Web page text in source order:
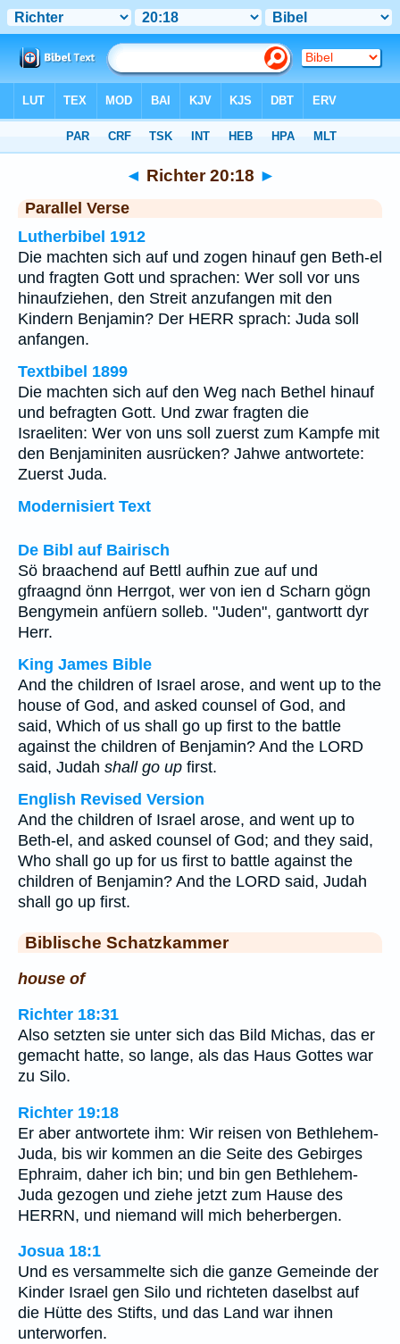
◄ Richter 20:18 ►
Parallel Verse
Lutherbibel 1912
Die machten sich auf und zogen hinauf gen Beth-el
und fragten Gott und sprachen: Wer soll vor uns
hinaufziehen, den Streit anzufangen mit den
Kindern Benjamin? Der HERR sprach: Juda soll
anfangen.
Textbibel 1899
Die machten sich auf den Weg nach Bethel hinauf
und befragten Gott. Und zwar fragten die
Israeliten: Wer von uns soll zuerst zum Kampfe mit
den Benjaminiten ausrücken? Jahwe antwortete:
Zuerst Juda.
Modernisiert Text
De Bibl auf Bairisch
Sö braachend auf Bettl aufhin zue auf und
gfraagnd önn Herrgot, wer von ien d Scharn gögn
Bengymein anfüern solleb. "Juden", gantwortt dyr
Herr.
King James Bible
And the children of Israel arose, and went up to the
house of God, and asked counsel of God, and
said, Which of us shall go up first to the battle
against the children of Benjamin? And the LORD
said, Judah shall go up first.
English Revised Version
And the children of Israel arose, and went up to
Beth-el, and asked counsel of God; and they said,
Who shall go up for us first to battle against the
children of Benjamin? And the LORD said, Judah
shall go up first.
Biblische Schatzkammer
house of
Richter 18:31
Also setzten sie unter sich das Bild Michas, das er
gemacht hatte, so lange, als das Haus Gottes war
zu Silo.
Richter 19:18
Er aber antwortete ihm: Wir reisen von Bethlehem-
Juda, bis wir kommen an die Seite des Gebirges
Ephraim, daher ich bin; und bin gen Bethlehem-
Juda gezogen und ziehe jetzt zum Hause des
HERRN, und niemand will mich beherbergen.
Josua 18:1
Und es versammelte sich die ganze Gemeinde der
Kinder Israel gen Silo und richteten daselbst auf
die Hütte des Stifts, und das Land war ihnen
unterworfen.